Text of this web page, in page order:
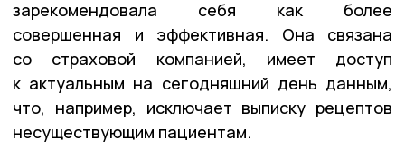
зарекомендовала себя как более
совершенная и эффективная. Она связана
со страховой компанией, имеет доступ
к актуальным на сегодняшний день данным,
что, например, исключает выписку рецептов
несуществующим пациентам.